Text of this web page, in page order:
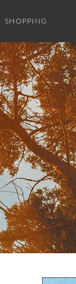
SHOPPING